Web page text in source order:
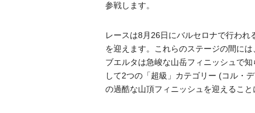
参戦します。
レースは8月26日にバルセロナで行わ
を迎えます。これらのステージの間に
ブエルタは急峻な山岳フィニッシュで
して2つの「超級」カテゴリー (コル・
の過酷な山頂フィニッシュを迎えるこ